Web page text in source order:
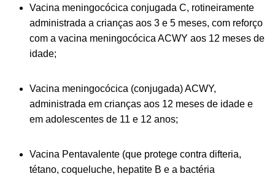
Vacina meningocócica conjugada C, rotineiramente
administrada a crianças aos 3 e 5 meses, com reforço
com a vacina meningocócica ACWY aos 12 meses de
idade;
Vacina meningocócica (conjugada) ACWY,
administrada em crianças aos 12 meses de idade e
em adolescentes de 11 e 12 anos;
Vacina Pentavalente (que protege contra difteria,
tétano, coqueluche, hepatite B e a bactéria